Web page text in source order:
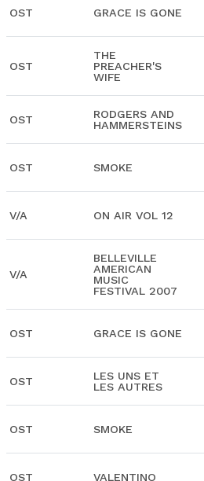
OST GRACE IS GONE
OST
THE
PREACHER'S
WIFE
OST
RODGERS AND
HAMMERSTEINS
OST SMOKE
V/A ON AIR VOL 12
V/A
BELLEVILLE
AMERICAN
MUSIC
FESTIVAL 2007
OST GRACE IS GONE
OST
LES UNS ET
LES AUTRES
OST SMOKE
OST VALENTINO